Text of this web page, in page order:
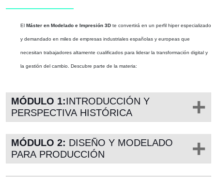
El Máster en Modelado e Impresión 3D te convertirá en un perfil hiper especializado
y demandado en miles de empresas industriales españolas y europeas que
necesitan trabajadores altamente cualificados para liderar la transformación digital y
la gestión del cambio. Descubre parte de la materia:
MÓDULO 1:INTRODUCCIÓN Y
PERSPECTIVA HISTÓRICA
MÓDULO 2: DISEÑO Y MODELADO
PARA PRODUCCIÓN